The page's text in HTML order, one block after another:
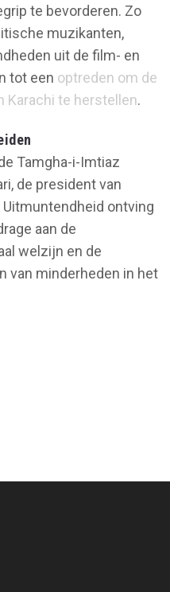
te bevorderen. Zo
muzikanten,
uit de film- en
tot een optreden om de
Karachi te herstellen.
Tamgha-i-Imtiaz
de president van
Uitmuntendheid ontving
aan de
welzijn en de
van minderheden in het